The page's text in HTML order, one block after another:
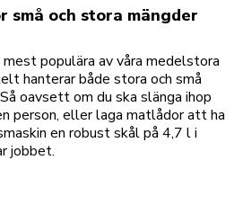
små och stora mängder
populära av våra medelstora
hanterar både stora och små
oavsett om du ska slänga ihop
person, eller laga matlådor att ha
en robust skål på 4,7 l i
jobbet.